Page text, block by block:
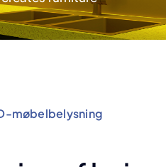
møbelbelysning